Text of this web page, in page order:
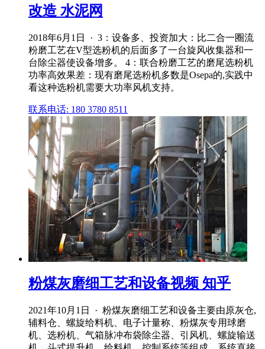
改造 水泥网
2018年6月1日 · 3：设备多、投资加大：比二合一圈流
粉磨工艺在V型选粉机的后面多了一台旋风收集器和一
台除尘器使设备增多。 4：联合粉磨工艺的磨尾选粉机
功率高效果差：现有磨尾选粉机多数是Osepa的,实践中
看这种选粉机需要大功率风机支持。
联系电话: 180 3780 8511
粉煤灰磨细工艺和设备视频 知乎
2021年10月1日 · 粉煤灰磨细工艺和设备主要由原灰仓,
辅料仓、螺旋给料机、电子计量称、粉煤灰专用球磨
机、选粉机、气箱脉冲布袋除尘器、引风机、螺旋输送